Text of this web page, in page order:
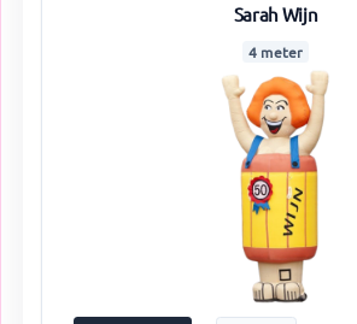
Sarah Wijn
4 meter